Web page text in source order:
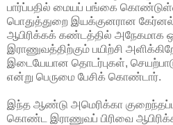
பார்ப்பதில் மையப் பங்கை
பொதுத்துறை இயக்குனரான கேர்னல்
ஆபிரிக்கக் கண்டத்தில் அநேகமாக
இராணுவத்திற்கும் பயிற்சி
இடையேயான தொடர்புகள்,
என்று பெருமை பேசிக் கொண்டார்.
இந்த ஆண்டு அமெரிக்கா
கொண்ட இராணுவப் பிரிவை